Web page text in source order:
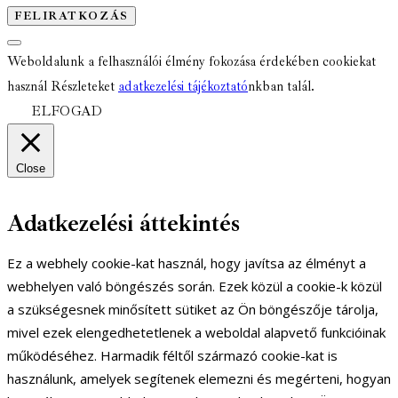
Weboldalunk a felhasználói élmény fokozása érdekében cookiekat
használ Részleteket adatkezelési tájékoztatónkban talál.
ELFOGAD
Close
Adatkezelési áttekintés
Ez a webhely cookie-kat használ, hogy javítsa az élményt a
webhelyen való böngészés során. Ezek közül a cookie-k közül
a szükségesnek minősített sütiket az Ön böngészője tárolja,
mivel ezek elengedhetetlenek a weboldal alapvető funkcióinak
működéséhez. Harmadik féltől származó cookie-kat is
használunk, amelyek segítenek elemezni és megérteni, hogyan